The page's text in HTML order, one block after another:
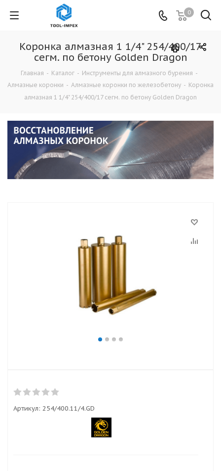
0
Коронка алмазная 1 1/4" 254/400/17
сегм. по бетону Golden Dragon
Главная - Каталог - Инструменты для алмазного бурения -
Алмазные коронки - Алмазные коронки по железобетону - Коронка
алмазная 1 1/4" 254/400/17 сегм. по бетону Golden Dragon
Артикул: 254/400.11/4.GD